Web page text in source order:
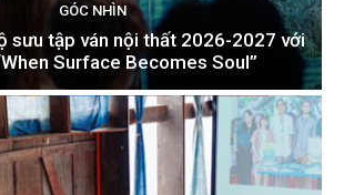
GÓC NHÌN
sưu tập ván nội thất 2026-2027 với
Surface Becomes Soul”